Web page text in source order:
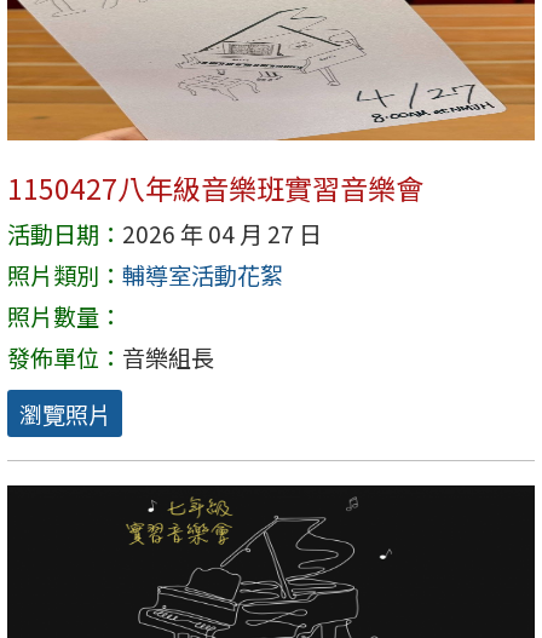
1150427八年級音樂班實習音樂會
活動日期： 2026 年 04 月 27 日
照片類別： 輔導室活動花絮
照片數量：
發佈單位： 音樂組長
瀏覽照片